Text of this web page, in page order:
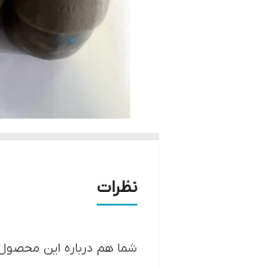
نظرات
شما هم درباره این